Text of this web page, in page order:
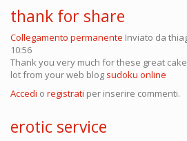
thank for share
Collegamento permanente Inviato da
10:56
Thank you very much for these great
lot from your web blog sudoku online
Accedi o registrati per inserire commenti.
erotic service